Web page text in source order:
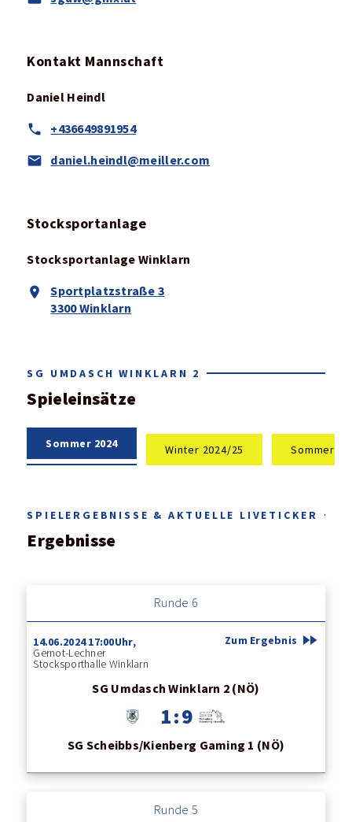
Kontakt Mannschaft
Daniel Heindl
+436649891954
daniel.heindl@meiller.com
Stocksportanlage
Stocksportanlage Winklarn
Sportplatzstraße 3
3300 Winklarn
SG UMDASCH WINKLARN 2
Spieleinsätze
Sommer 2024 Winter 2024/25 Sommer
SPIELERGEBNISSE & AKTUELLE LIVETICKER
Ergebnisse
Runde 6
14.06.2024 17:00Uhr,
Gernot-Lechner
Stocksporthalle Winklarn
SG Umdasch Winklarn 2 (NÖ)
1 : 9
SG Scheibbs/Kienberg Gaming 1 (NÖ)
Zum Ergebnis fast_forward
Runde 5